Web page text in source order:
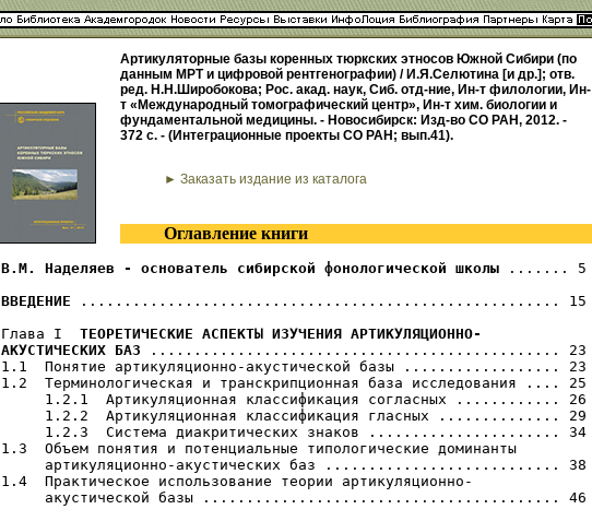
Артикуляторные базы коренных тюркских этносов Южной Сибири (по
данным МРТ и цифровой рентгенографии) / И.Я.Селютина [и др.]; отв.
ред. Н.Н.Широбокова; Рос. акад. наук, Сиб. отд-ние, Ин-т филологии, Ин-
т «Международный томографический центр», Ин-т хим. биологии и
фундаментальной медицины. - Новосибирск: Изд-во СО РАН, 2012. -
372 с. - (Интеграционные проекты СО РАН; вып.41).
► Заказать издание из каталога
Оглавление книги
В.М. Наделяев - основатель сибирской фонологической школы ....... 5
ВВЕДЕНИЕ ....................................................... 15
Глава I ТЕОРЕТИЧЕСКИЕ АСПЕКТЫ ИЗУЧЕНИЯ АРТИКУЛЯЦИОННО-
АКУСТИЧЕСКИХ БАЗ ............................................... 23
1.1  Понятие артикуляционно-акустической базы .................. 23
1.2  Терминологическая и транскрипционная база исследования .... 25
     1.2.1  Артикуляционная классификация согласных ............ 26
     1.2.2  Артикуляционная классификация гласных .............. 29
     1.2.3  Система диакритических знаков ...................... 34
1.3  Объем понятия и потенциальные типологические доминанты
     артикуляционно-акустических баз ........................... 38
1.4  Практическое использование теории артикуляционно-
     акустической базы ......................................... 46